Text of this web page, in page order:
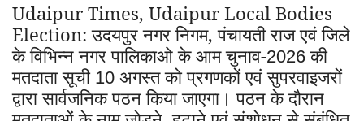
Udaipur Times, Udaipur Local Bodies
Election: उदयपुर नगर निगम, पंचायती राज एवं जिले
के विभिन्न नगर पालिकाओ के आम चुनाव-2026की
मतदाता सूची 10 अगस्त को प्रगणकों एवं सुपरवाइजरों
द्वारा सार्वजनिक पठन किया जाएगा। पठन के दौरान